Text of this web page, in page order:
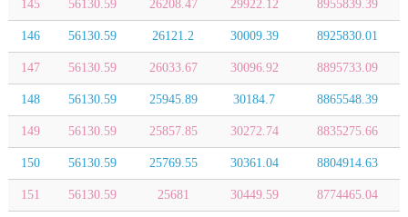
145 56130.59 26208.47 29922.12 8955839.39
146 56130.59 26121.2 30009.39 8925830.01
147 56130.59 26033.67 30096.92 8895733.09
148 56130.59 25945.89 30184.7 8865548.39
149 56130.59 25857.85 30272.74 8835275.66
150 56130.59 25769.55 30361.04 8804914.63
151 56130.59 25681 30449.59 8774465.04